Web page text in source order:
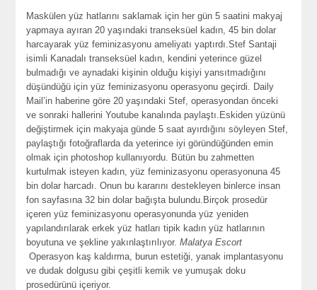
Maskülen yüz hatlarını saklamak için her gün 5 saatini makyaj
yapmaya ayıran 20 yaşındaki transeksüel kadın, 45 bin dolar
harcayarak yüz feminizasyonu ameliyatı yaptırdı.Stef Santaji
isimli Kanadalı transeksüel kadın, kendini yeterince güzel
bulmadığı ve aynadaki kişinin olduğu kişiyi yansıtmadığını
düşündüğü için yüz feminizasyonu operasyonu geçirdi. Daily
Mail’in haberine göre 20 yaşındaki Stef, operasyondan önceki
ve sonraki hallerini Youtube kanalında paylaştı.Eskiden yüzünü
değiştirmek için makyaja günde 5 saat ayırdığını söyleyen Stef,
paylaştığı fotoğraflarda da yeterince iyi göründüğünden emin
olmak için photoshop kullanıyordu. Bütün bu zahmetten
kurtulmak isteyen kadın, yüz feminizasyonu operasyonuna 45
bin dolar harcadı. Onun bu kararını destekleyen binlerce insan
fon sayfasına 32 bin dolar bağışta bulundu.Birçok prosedür
içeren yüz feminizasyonu operasyonunda yüz yeniden
yapılandırılarak erkek yüz hatları tipik kadın yüz hatlarının
boyutuna ve şekline yakınlaştırılıyor.Malatya Escort
Operasyon kaş kaldırma, burun estetiği, yanak implantasyonu
ve dudak dolgusu gibi çeşitli kemik ve yumuşak doku
prosedürünü içeriyor.